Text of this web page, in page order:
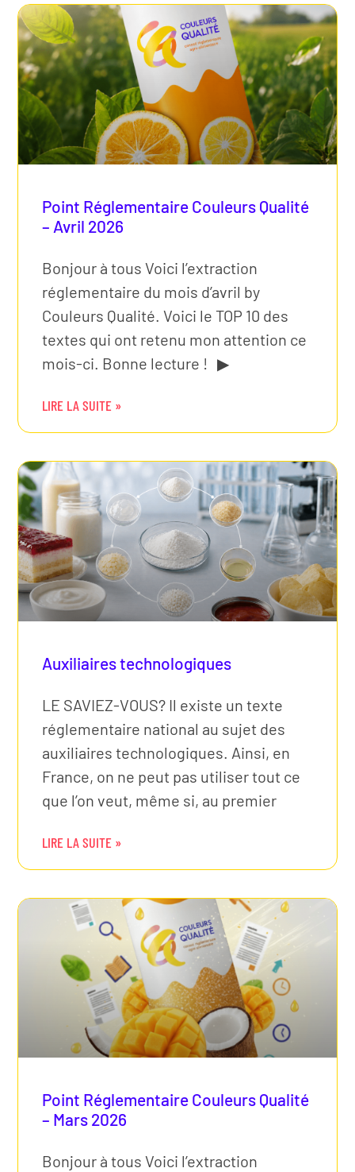
Point Réglementaire Couleurs Qualité
– Avril 2026
Bonjour à tous Voici l’extraction
réglementaire du mois d’avril by
Couleurs Qualité. Voici le TOP 10 des
textes qui ont retenu mon attention ce
mois-ci. Bonne lecture ! ▶
LIRE LA SUITE »
Auxiliaires technologiques
LE SAVIEZ-VOUS? Il existe un texte
réglementaire national au sujet des
auxiliaires technologiques. Ainsi, en
France, on ne peut pas utiliser tout ce
que l’on veut, même si, au premier
LIRE LA SUITE »
Point Réglementaire Couleurs Qualité
– Mars 2026
Bonjour à tous Voici l’extraction